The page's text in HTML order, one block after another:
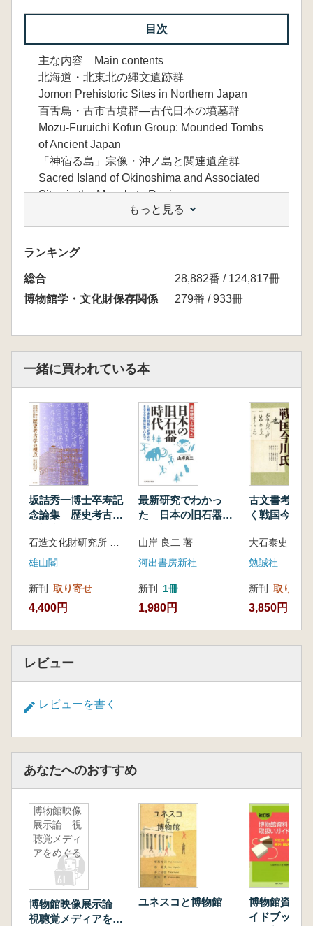
目次
主な内容 Main contents
北海道・北東北の縄文遺跡群
Jomon Prehistoric Sites in Northern Japan
百舌鳥・古市古墳群―古代日本の墳墓群
Mozu-Furuichi Kofun Group: Mounded Tombs
of Ancient Japan
「神宿る島」宗像・沖ノ島と関連遺産群
Sacred Island of Okinoshima and Associated
Sites in the Munakata Region
法隆寺地域の仏教建造物
Buddhist Buildings in the Horyu-ji Area
古都奈良の文化財
Historic Monuments of Ancient Nara
富士山 信仰の対象と芸術の源泉
Fujisan, sacred place and source of artistic
紀伊山地の霊場と参詣道
Sacred Sites and Pilgrimage Routes in the Kii
厳島神社
Itsukushima Shinto Shrine
平泉 仏国土(浄土)を表す建築・庭園及び考古
学的遺跡群―
Hiraizumi: Temples, Gardens and
Archaeological Sites Representing the
Buddhist Pure Land
Gusuku Sites and Related Properties of the
Kingdom of Ryukyu
石見銀山遺跡とその文化的景観
Iwami Ginzan Silver Mine and its Cultural
Landscape
日光の社寺
Shrines and Temples of Nikko
姫路城
Himeji-jo
佐渡島の金山
Gokayama
富岡製糸場と絹産業遺産群
Tomioka Silk Mill and Related Sites
明治日本の産業革命遺産―製鉄・製鋼、造船、
石炭産業
Sites of Japan’s Meiji Industrial Revolution: Iron
and Steel, Shipbuilding and Coal Mining
原爆ドーム
もっと見る
ランキング
総合
28,882番 / 124,817冊
博物館学・文化財保存関係
279番 / 933冊
一緒に買われている本
坂詰秀一博士卒寿記
念論集 歴史考古学
石造文化財研究所 編集
雄山閣
新刊 取り寄せ
4,400円
最新研究でわかっ
た 日本の旧石器時
に、定説より5000年
前に来ていた?!
山岸 良二 著
河出書房新社
新刊 1冊
1,980円
古文書考証
く戦国今川氏
大石泰史 著
勉誠社
新刊 取り寄せ
3,850円
レビュー
レビューを書く
あなたへのおすすめ
博物館映像
展示論 視
聴覚メディ
アをめぐる
博物館映像展示論
視聴覚メディアをめ
ユネスコと博物館
博物館資料
イドブック